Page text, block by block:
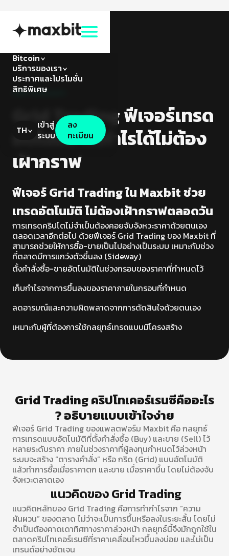
Bitcoin
บริการของเรา
ประกาศและโปรโมชั่น
สิทธิพิเศษ
TH
เข้าสู่
ระบบ
ลง
ทะเบียน
บริการของเรา
Grid Trading ฟีเจอร์เทรด
อัตโนมัติ ทำกำไรได้ไม่ต้อง
เฝ้ากราฟ
ฟีเจอร์ Grid Trading ใน Maxbit ช่วย
เทรดอัตโนมัติ ไม่ต้องเฝ้ากราฟตลอดวัน
การเทรดคริปโตไม่จำเป็นต้องคอยจับจังหวะราคาด้วยตนเอง
ตลอดเวลาอีกต่อไป ด้วยฟีเจอร์ Grid Trading ของ Maxbit ที่
สามารถช่วยให้การซื้อ-ขายเป็นไปอย่างเป็นระบบ เหมาะกับช่วง
ที่ตลาดมีการแกว่งตัวขึ้นลง (Sideway)
ตั้งคำสั่งซื้อ-ขายอัตโนมัติในช่วงกรอบของราคาที่กำหนดไว้
เก็บกำไรจากการขึ้นลงของราคาภายในกรอบที่กำหนด
ลดอารมณ์และความผิดพลาดจากการตัดสินใจด้วยตนเอง
เหมาะกับผู้ที่ต้องการใช้กลยุทธ์เทรดแบบมีโครงสร้าง
Grid Trading คริปโทเคอร์เรนซีคืออะไร
? อธิบายแบบเข้าใจง่าย
ฟีเจอร์ Grid Trading ของแพลตฟอร์ม Maxbit คือ กลยุทธ์
การเทรดแบบอัตโนมัติที่ตั้งคำสั่งซื้อ (Buy) และขาย (Sell) ไว้
หลายระดับราคา ภายในช่วงราคาที่ผู้ลงทุนกำหนดไว้ล่วงหน้า
ระบบจะสร้าง “ตารางคำสั่ง” หรือ กริด (Grid) แบบอัตโนมัติ
แล้วทำการซื้อเมื่อราคาตก และขาย เมื่อราคาขึ้น โดยไม่ต้องจับ
จังหวะตลาดเอง
แนวคิดของ Grid Trading
แนวคิดหลักของ Grid Trading คือการทำกำไรจาก “ความ
ผันผวน” ของตลาด ไม่ว่าจะเป็นการขึ้นหรือลงในระยะสั้น โดยไม่
จำเป็นต้องคาดเดาทิศทางราคาล่วงหน้า กลยุทธ์นี้จึงมักถูกใช้ใน
ตลาดคริปโทเคอร์เรนซีที่ราคาเคลื่อนไหวขึ้นลงบ่อย และไม่เป็น
เทรนด์อย่างชัดเจน